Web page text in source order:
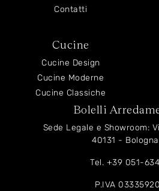
Contatti
Cucine
Cucine Design
Cucine Moderne
Cucine Classiche
Bolelli
Sede Legale e Showroom:
40131 -
Tel. +39 051-
P.IVA